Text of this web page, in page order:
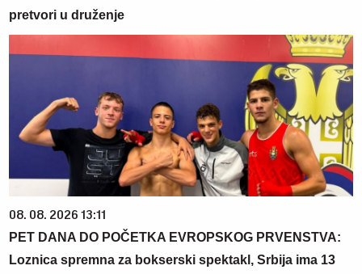
pretvori u druženje
08. 08. 2026 13:11
PET DANA DO POČETKA EVROPSKOG PRVENSTVA:
Loznica spremna za bokserski spektakl, Srbija ima 13